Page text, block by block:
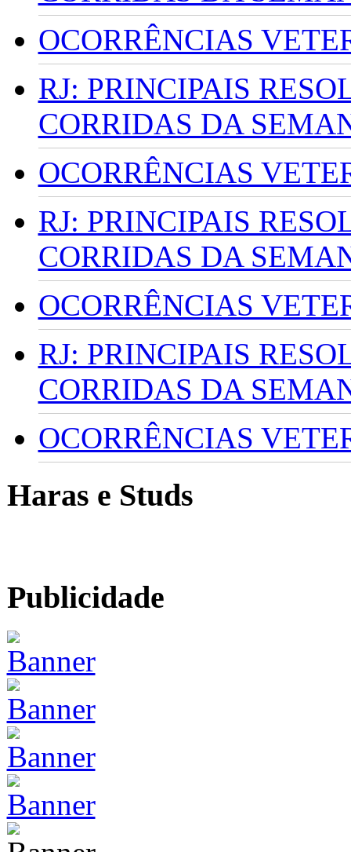
OCORRÊNCIAS
RJ: PRINCIPAIS
CORRIDAS DA
OCORRÊNCIAS
RJ: PRINCIPAIS
CORRIDAS DA
OCORRÊNCIAS
RJ: PRINCIPAIS
CORRIDAS DA
OCORRÊNCIAS
Haras e Studs
Publicidade